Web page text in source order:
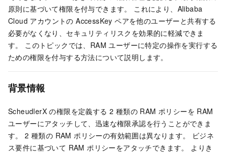
原則に基づいて権限を付与できます。 これにより、Alibaba
Cloud アカウントの AccessKey ペアを他のユーザーと共有する
必要がなくなり、セキュリティリスクを効果的に軽減できま
す。 このトピックでは、RAM ユーザーに特定の操作を実行する
ための権限を付与する方法について説明します。
背景情報
ScheudlerX の権限を定義する 2 種類の RAM ポリシーを RAM
ユーザーにアタッチして、迅速な権限承認を行うことができま
す。 2 種類の RAM ポリシーの有効範囲は異なります。 ビジネ
ス要件に基づいて RAM ポリシーをアタッチできます。 よりき